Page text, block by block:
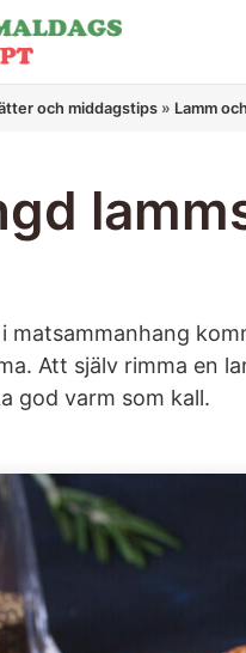
och middagstips » Lamm
i matsammanhang
Att själv rimma en
god varm som kall.